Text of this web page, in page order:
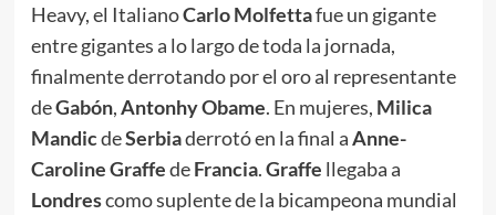
Heavy, el ItalianoCarlo Molfettafue un gigante
entre gigantes a lo largo de toda la jornada,
finalmente derrotando por el oro al representante
deGabón,Antonhy Obame. En mujeres, Milica
MandicdeSerbiaderrotó en la final aAnne-
Caroline GraffedeFrancia.Graffe llegaba a
Londrescomo suplente de la bicampeona mundial